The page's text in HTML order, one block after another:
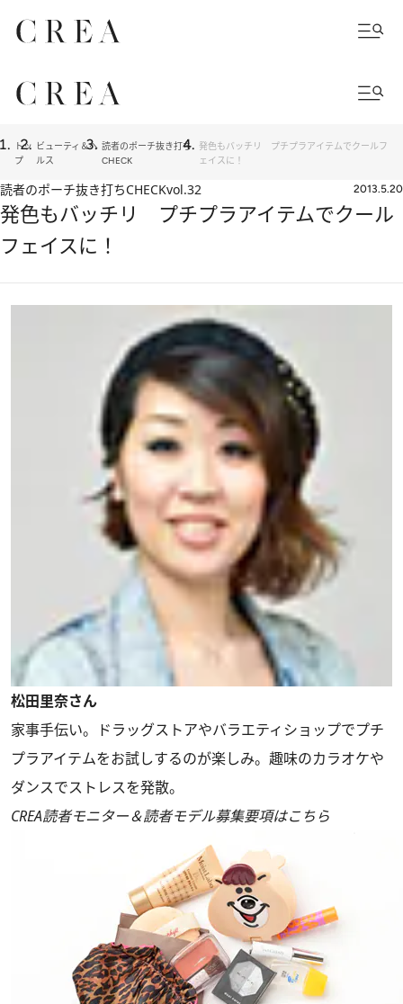
トッ
プ
ビューティ＆ヘ
ルス
読者のポーチ抜き打ち
CHECK
発色もバッチリ プチプラアイテムでクールフ
ェイスに！
読者のポーチ抜き打ちCHECKvol.32 2013.5.20
発色もバッチリ プチプラアイテムでクール
フェイスに！
松田里奈さん
家事手伝い。ドラッグストアやバラエティショップでプチ
プラアイテムをお試しするのが楽しみ。趣味のカラオケや
ダンスでストレスを発散。
CREA読者モニター＆読者モデル募集要項はこちら